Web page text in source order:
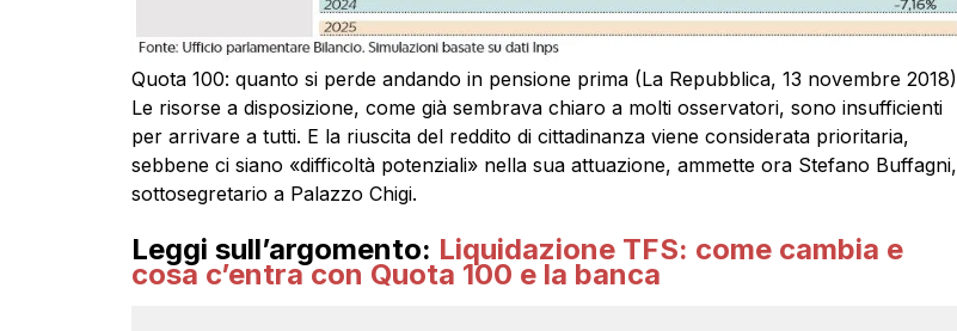
Quota 100: quanto si perde andando in pensione prima (La Repubblica, 13 novembre 2018)
Le risorse a disposizione, come già sembrava chiaro a molti osservatori, sono insufficienti
per arrivare a tutti. E la riuscita del reddito di cittadinanza viene considerata prioritaria,
sebbene ci siano «difficoltà potenziali» nella sua attuazione, ammette ora Stefano Buffagni,
sottosegretario a Palazzo Chigi.
Leggi sull’argomento: Liquidazione TFS: come cambia e
cosa c’entra con Quota 100 e la banca